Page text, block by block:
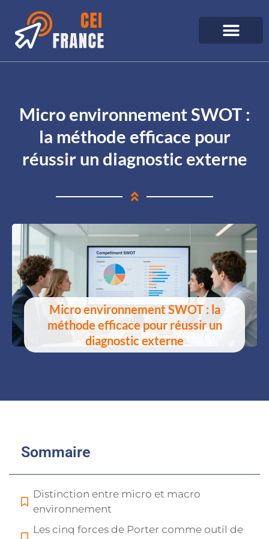
Micro environnement SWOT :
la méthode efficace pour
réussir un diagnostic externe
Micro environnement SWOT : la
méthode efficace pour réussir un
diagnostic externe
Sommaire
Distinction entre micro et macro
environnement
Les cinq forces de Porter comme outil de